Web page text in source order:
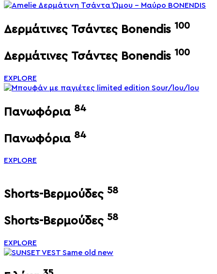
Δερμάτινες Τσάντες Bonendis 100
Δερμάτινες Τσάντες Bonendis 100
EXPLORE
Πανωφόρια 84
Πανωφόρια 84
EXPLORE
Shorts-Βερμούδες 58
Shorts-Βερμούδες 58
EXPLORE